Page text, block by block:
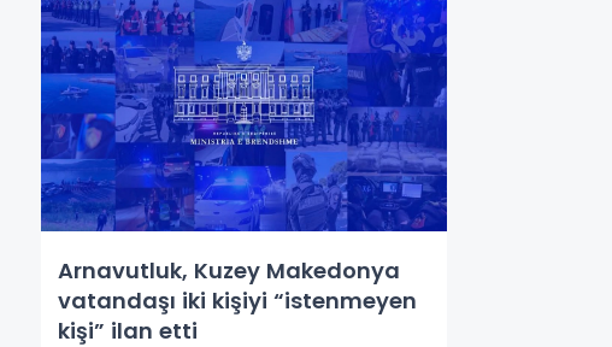
Arnavutluk, Kuzey Makedonya
vatandaşı iki kişiyi “istenmeyen
kişi” ilan etti